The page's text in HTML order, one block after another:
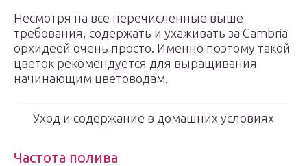
Несмотря на все перечисленные выше
требования, содержать и ухаживать за Cambria
орхидеей очень просто. Именно поэтому такой
цветок рекомендуется для выращивания
начинающим цветоводам.
Уход и содержание в домашних условиях
Частота полива